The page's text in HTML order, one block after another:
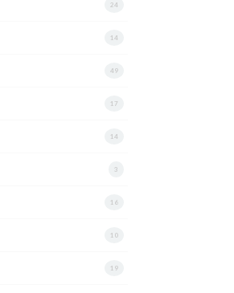
24
14
49
17
14
3
16
10
19